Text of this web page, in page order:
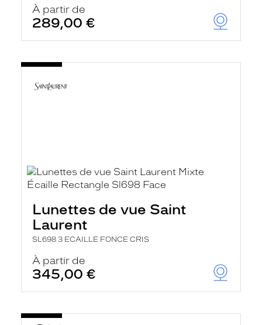
À partir de
289,00 €
Lunettes de vue Saint
Laurent
SL698 3 ECAILLE FONCE CRIS
À partir de
345,00 €